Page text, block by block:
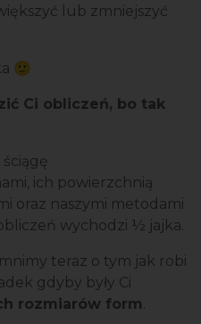
lub zmniejszyć
🙂
Ci obliczeń, bo tak
ich powierzchnią
oraz naszymi metodami
wychodzi ½ jajka.
teraz o tym jak robi
gdyby były Ci
rozmiarów form.